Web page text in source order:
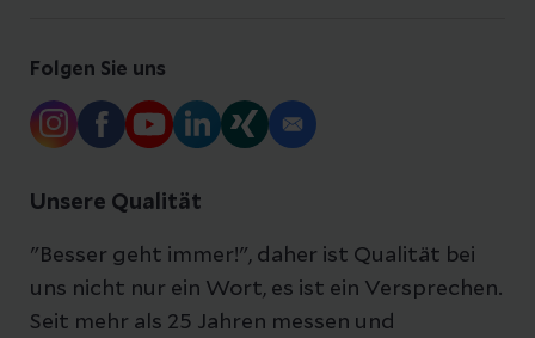
Folgen Sie uns
Unsere Qualität
"Besser geht immer!", daher ist Qualität bei
uns nicht nur ein Wort, es ist ein Versprechen.
Seit mehr als 25 Jahren messen und